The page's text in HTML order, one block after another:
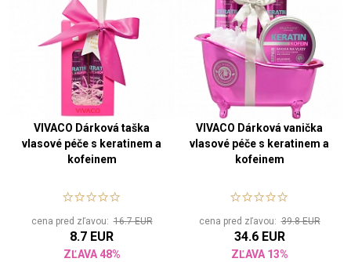
VIVACO Dárková taška
vlasové péče s keratinem a
kofeinem
cena pred zľavou:16.7 EUR
8.7 EUR
ZĽAVA 48%
VIVACO Dárková vanička
vlasové péče s keratinem a
kofeinem
cena pred zľavou:39.8 EUR
34.6 EUR
ZĽAVA 13%